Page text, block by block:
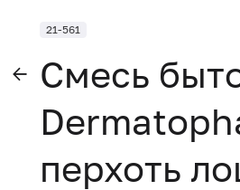
21-561
Смесь
перхоть